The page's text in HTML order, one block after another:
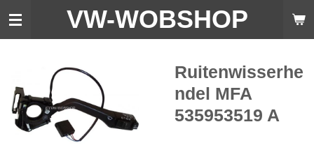
Ga
hoofdinhoud
VW-WOBSHOP
Ruitenwisserhe
ndel MFA
535953519 A